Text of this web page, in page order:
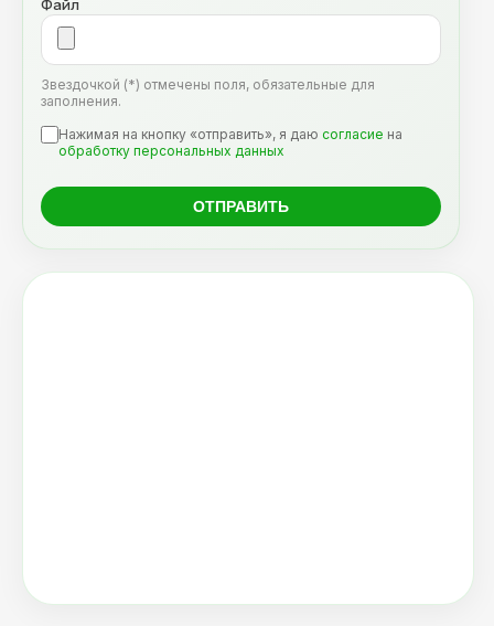
Файл
Звездочкой (*) отмечены поля, обязательные для
заполнения.
Нажимая на кнопку «отправить», я даю согласие на
обработку персональных данных